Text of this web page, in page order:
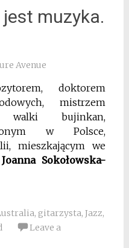
muzyka.
Avenue
doktorem
mistrzem
walki bujinkan,
w Polsce,
mieszkającym we
Joanna Sokołowska-
, gitarzysta, Jazz,
Leave a